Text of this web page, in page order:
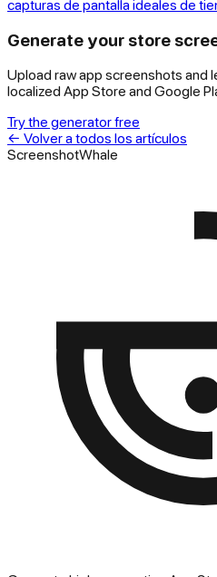
capturas de pantalla ideales de
Generate your store
Upload raw app screenshots and
localized App Store and Google
Try the generator free
← Volver a todos los artículos
ScreenshotWhale